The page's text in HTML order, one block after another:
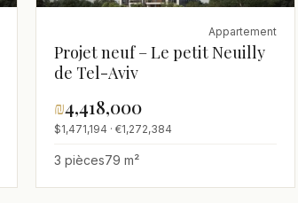
Appartement
Projet neuf – Le petit Neuilly
de Tel-Aviv
₪4,418,000
$1,471,194 · €1,272,384
3 pièces79 m²